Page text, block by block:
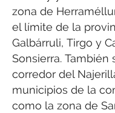
zona de
el límite de la
Galbárruli, Tirgo y
Sonsierra.
corredor del
municipios de la
como la zona de